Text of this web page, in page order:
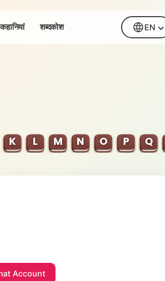
कहानियां शब्दकोश EN
K L M N O P Q